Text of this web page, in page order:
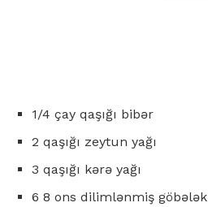
1/4 çay qaşığı bibər
2 qaşığı zeytun yağı
3 qaşığı kərə yağı
6 8 ons dilimlənmiş göbələk